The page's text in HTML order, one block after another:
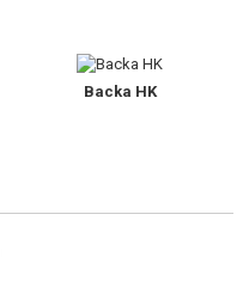
Backa HK